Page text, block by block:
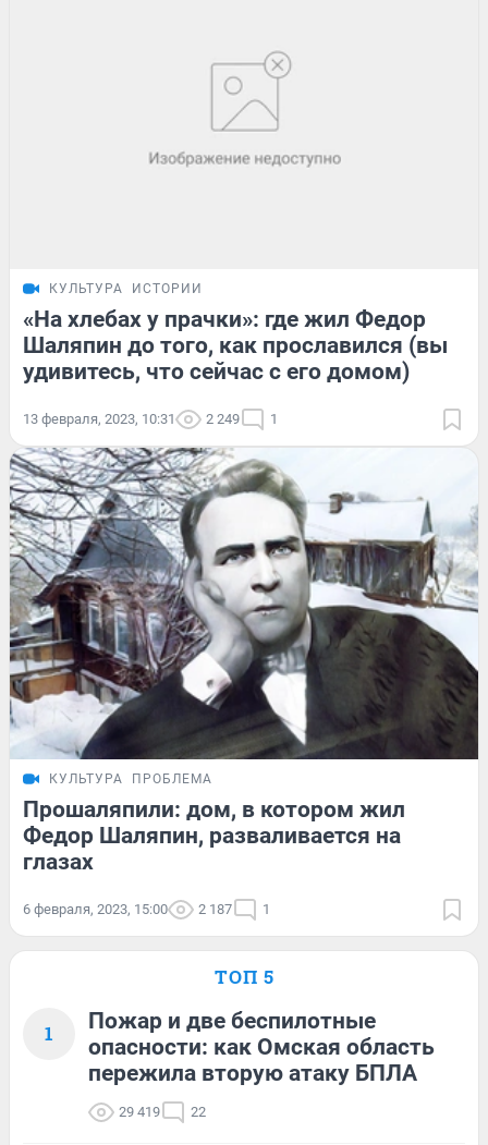
КУЛЬТУРА ИСТОРИИ
«На хлебах у прачки»: где жил Федор
Шаляпин до того, как прославился (вы
удивитесь, что сейчас с его домом)
13 февраля, 2023, 10:31 2 249 1
КУЛЬТУРА ПРОБЛЕМА
Прошаляпили: дом, в котором жил
Федор Шаляпин, разваливается на
глазах
6 февраля, 2023, 15:00 2 187 1
ТОП 5
1
Пожар и две беспилотные
опасности: как Омская область
пережила вторую атаку БПЛА
29 419 22